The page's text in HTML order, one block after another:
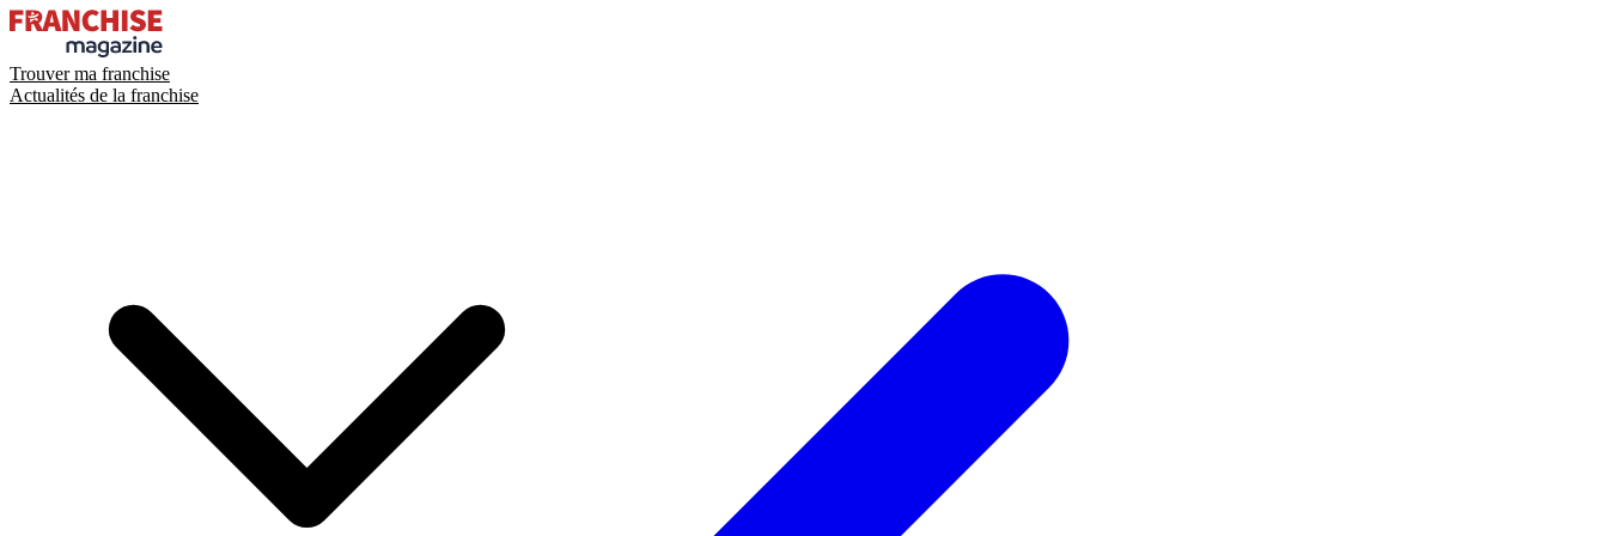
Trouver ma franchise
Actualités de la franchise